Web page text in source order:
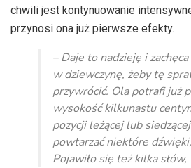
chwili jest kontynuowanie
przynosi ona już pierwsze efekty.
– Daje to nadzieję i
w dziewczynę, żeby tę
przywrócić. Ola potrafi już
wysokość kilkunastu
pozycji leżącej lub
powtarzać niektóre
Pojawiło się też kilka